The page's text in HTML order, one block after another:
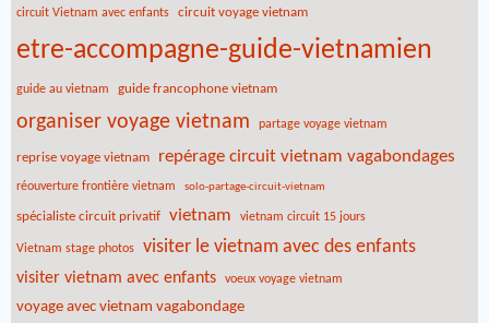
circuit Vietnam avec enfants circuit voyage vietnam
etre-accompagne-guide-vietnamien
guide au vietnam guide francophone vietnam
organiser voyage vietnam partage voyage vietnam
reprise voyage vietnam repérage circuit vietnam vagabondages
réouverture frontière vietnam solo-partage-circuit-vietnam
spécialiste circuit privatif vietnam vietnam circuit 15 jours
Vietnam stage photos visiter le vietnam avec des enfants
visiter vietnam avec enfants voeux voyage vietnam
voyage avec vietnam vagabondage